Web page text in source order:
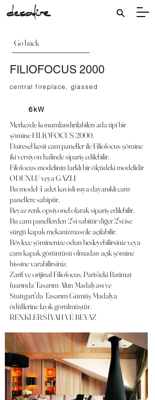
Go back
FILIOFOCUS 2000
central fireplace, glassed
6kW
Merkezde konumlandırılabilen ada tipi bir
şömine FILIOFOCUS 2000.
Dairesel kesit cam paneller ile Filiofocus şömine
iki versiyon halinde sipariş edilebilir.
Filofocus modelinin farklı bir ölçüdeki modelidir
ODUNLU veya GAZLI
Bu model 4 adet kavisli ısıya dayanıklı cam
panellere sahiptir.
Beyaz renk opsiyonel olarak sipariş edilebilir.
Bu cam panellerden 2'si sabittir diğer 2'si ise
sürgü kapak mekanizması ile açılabilir.
Böylece şöminenize odun besleyebilirsiniz veya
cam kapak görüntüsü olmadan açık şömine
hissine varabilirsiniz.
Zarif ve orijinal Filiofocus, Paris'teki Batimat
fuarında Tasarım Altın Madalyası ve
Stuttgart'da Tasarım Gümüş Madalya
ödüllerine layık görülmüştür.
RENKLER:SİYAH VE BEYAZ